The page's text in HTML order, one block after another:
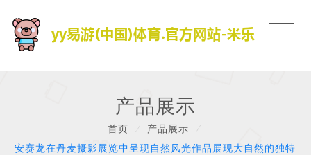
产品展示
首页 产品展示
安赛龙在丹麦摄影展览中呈现自然风光作品展现大自然的独特